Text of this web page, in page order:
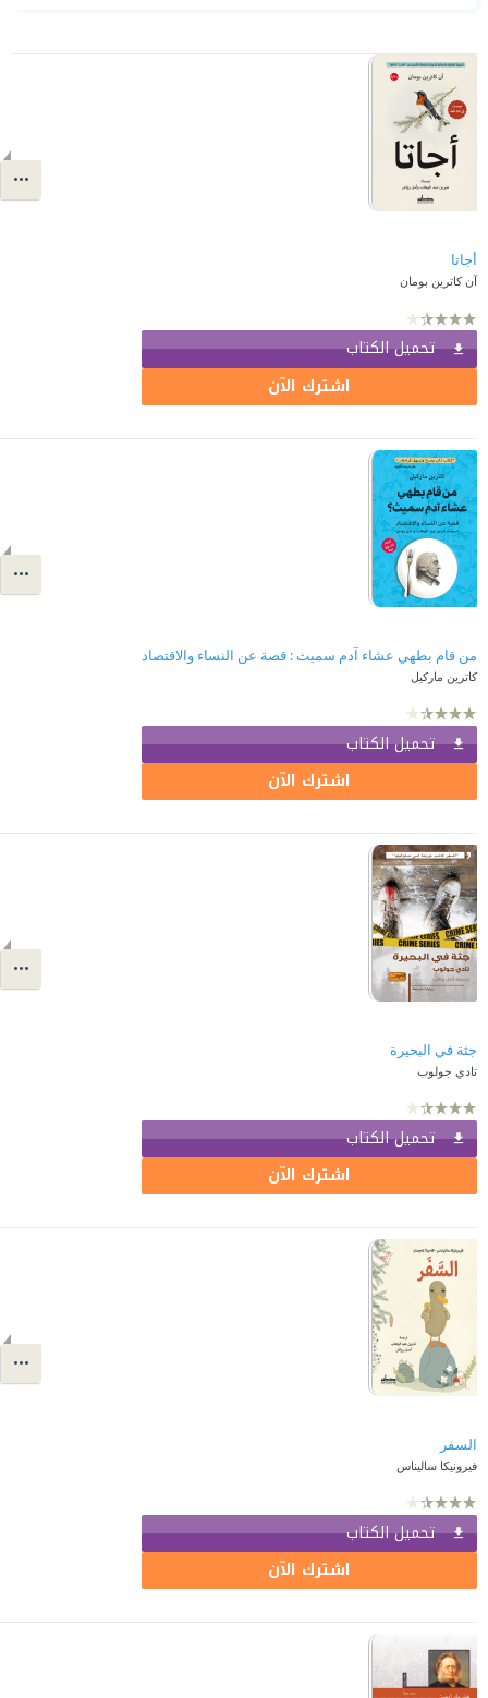
أجاتا
آن كاترين بومان
تحميل الكتاب
اشترك الآن
من قام بطهي عشاء آدم سميث : قصة عن النساء والاقتصاد
كاترين ماركيل
تحميل الكتاب
اشترك الآن
جثة في البحيرة
تادي جولوب
تحميل الكتاب
اشترك الآن
السفر
فيرونيكا ساليناس
تحميل الكتاب
اشترك الآن